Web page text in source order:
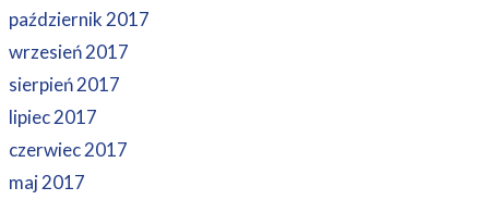
październik 2017
wrzesień 2017
sierpień 2017
lipiec 2017
czerwiec 2017
maj 2017